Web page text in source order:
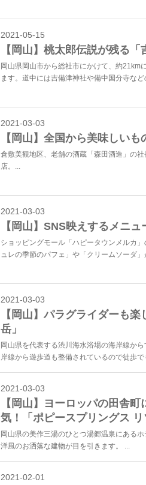
2021-05-15
【岡山】桃太郎伝説が残る「
岡山県岡山市から総社市にかけて、約21km
ます。道中には吉備津神社や備中国分寺な
2021-03-03
【岡山】全国から美味しいも
倉敷美観地区、老舗の酒蔵「森田酒造」の
店。...
2021-03-03
【岡山】SNS映えするメニ
ショッピングモール「ハピータウンメルカ
ュレの季節のパフェ」や「クリームソーダ
2021-03-03
【岡山】パラグライダーも
岳」
岡山県を代表する渋川海水浴場の海岸線か
岸線から遊歩道も整備されているので徒歩
2021-03-03
【岡山】ヨーロッパの田舎
気！「ポピースプリングス リ
岡山県の美作三湯のひとつ湯郷温泉にある
洋風のお洒落な建物が目を引きます。 ...
2021-02-01